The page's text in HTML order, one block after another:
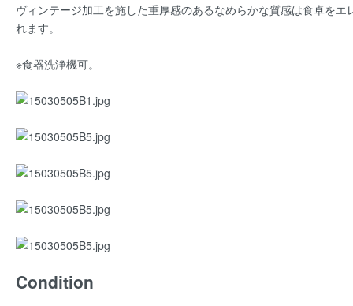
ヴィンテージ加工を施した重厚感のあるなめらかな質感は食卓をエ
れます。
※食器洗浄機可。
Condition